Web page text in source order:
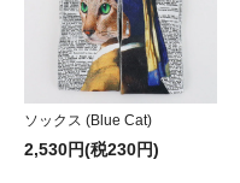
ソックス (Blue Cat)
2,530円(税230円)